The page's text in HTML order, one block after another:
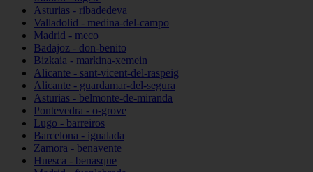
Asturias - ribadedeva
Valladolid - medina-del-campo
Madrid - meco
Badajoz - don-benito
Bizkaia - markina-xemein
Alicante - sant-vicent-del-raspeig
Alicante - guardamar-del-segura
Asturias - belmonte-de-miranda
Pontevedra - o-grove
Lugo - barreiros
Barcelona - igualada
Zamora - benavente
Huesca - benasque